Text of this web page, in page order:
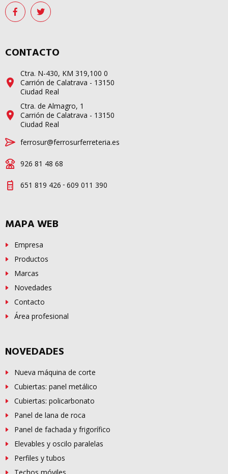
CONTACTO
Ctra. N-430, KM 319,100 0
Carrión de Calatrava - 13150
Ciudad Real
Ctra. de Almagro, 1
Carrión de Calatrava - 13150
Ciudad Real
ferrosur@ferrosurferreteria.es
926 81 48 68
651 819 426 - 609 011 390
MAPA WEB
Empresa
Productos
Marcas
Novedades
Contacto
Área profesional
NOVEDADES
Nueva máquina de corte
Cubiertas: panel metálico
Cubiertas: policarbonato
Panel de lana de roca
Panel de fachada y frigorífico
Elevables y oscilo paralelas
Perfiles y tubos